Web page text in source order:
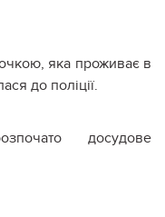
яка проживає в
до поліції.
досудове